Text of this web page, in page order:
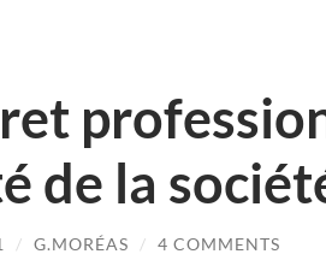
de la
/ G.MORÉAS / 4 COMMENTS